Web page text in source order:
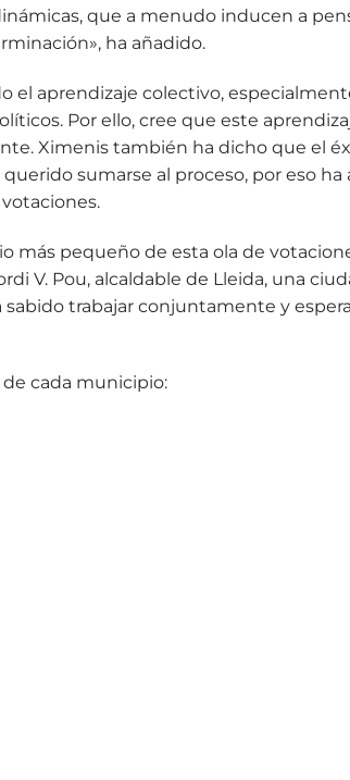
que a menudo inducen a
ha añadido.
el aprendizaje colectivo,
Por ello, cree que este
Ximenis también ha dicho que el
sumarse al proceso, por eso ha
más pequeño de esta ola de
V. Pou, alcaldable de Lleida, una
trabajar conjuntamente y
cada municipio: